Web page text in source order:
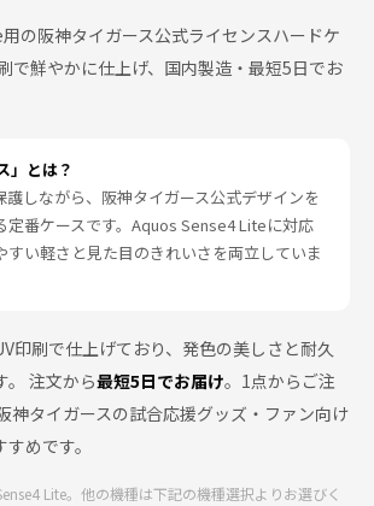
の阪神タイガース公式ライセンスハードケ
で鮮やかに仕上げ、国内製造・最短5日でお
」とは？
護しながら、阪神タイガース公式デザインを
定番ケースです。Aquos Sense4 Liteに対応
すい軽さと見た目のきれいさを両立していま
印刷で仕上げており、発色の美しさと耐久
。 注文から最短5日でお届け。1点からご注
神タイガースの試合応援グッズ・ファン向け
めです。
Lite。他の機種は下記の機種選択よりお選びく